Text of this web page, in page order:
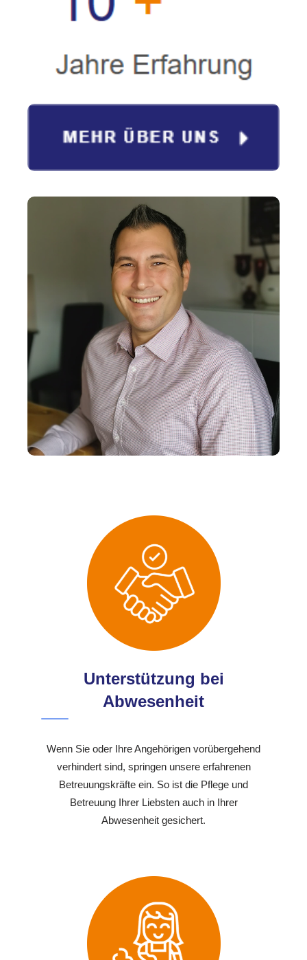
Unterstützung bei
Abwesenheit
Wenn Sie oder Ihre Angehörigen vorübergehend
verhindert sind, springen unsere erfahrenen
Betreuungskräfte ein. So ist die Pflege und
Betreuung Ihrer Liebsten auch in Ihrer
Abwesenheit gesichert.